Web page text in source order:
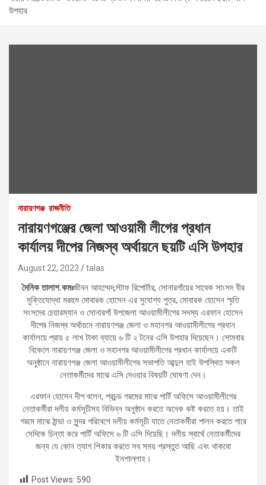
উপহার
নারায়ণগঞ্জ রাজনীতি
নারায়ণগঞ্জের জেলা আওয়ামী লীগের প্রধান
কার্যালয় দীপের নিজস্ব অর্থায়নে ছয়টি এসি উপহার
August 22, 2023 talas
দৈনিক তালাশ.কমঃজীবন আহম্মেদ,স্টাফ রিপোর্টার, সোনারগাঁয়ের সাবেক সাংসদ বীর
মুক্তিযোদ্ধা মরহুম মোবারক হোসেন এর সুযোগ্য পুত্র, মোবারক হোসেন স্মৃতি
সংসদের চেয়ারম্যান ও সোনারগাঁ উপজেলা আওয়ামীলীগের সদস্য এরফান হোসেন
দীপের নিজস্ব অর্থায়নে নারায়ণগঞ্জ জেলা ও মহানগর আওয়ামীলীগের প্রধান
কার্যালয়ে প্রায় ৫ লাখ টাকা ব্যায়ে ৬ টি ২ টনের এসি উপহার দিয়েছেন। সোমবার
বিকেলে নারায়ণগঞ্জ জেলা ও মহানগর আওয়ামীলীগের প্রধান কার্যালয়ে একটি
অনুষ্ঠানে নারায়ণগঞ্জ জেলা আওয়ামীলীগের সভাপতি আব্দুল হাই উপস্থিত সকল
নেতাকর্মীদের মাঝে এসি দেওয়ার বিষয়টি ঘোষণা দেন।
এরফান হোসেন দীপ বলেন, প্রচন্ড গরমের মাঝে পার্টি অফিসে আওয়ামীলীগের
নেতাকর্মীরা দলীয় কর্মসূচীসহ বিভিন্ন অনুষ্ঠান করতে অনেক কষ্ট করতে হয়। তাই
গরমে মাঝে ঠান্ডা ও সুন্দর পরিবেশে দলীয় কর্মসূচী যাতে নেতাকর্মীরা পালন করতে পারে
সেদিকে চিন্তা করে পার্টি অফিসে ৬ টি এসি দিয়েছি। দলীয় স্বার্থে নেতাকর্মীদের
জন্য যে কোন ত্যাগ শিকার করতে সব সময় প্রস্তুত আছি এবং থাকবো
ইনশাল্লাহ।
Post Views: 590